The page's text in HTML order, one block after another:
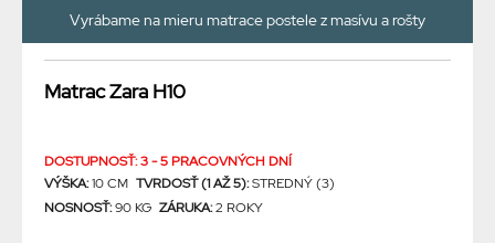
Vyrábame na mieru matrace postele z masívu a rošty
Matrac Zara H10
DOSTUPNOSŤ: 3 - 5 PRACOVNÝCH DNÍ
VÝŠKA:10 CM TVRDOSŤ (1 AŽ 5):STREDNÝ (3)
NOSNOSŤ:90 KG ZÁRUKA:2 ROKY